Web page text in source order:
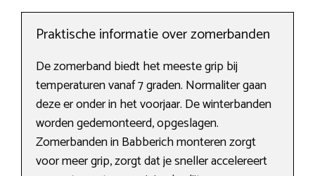
Praktische informatie over zomerbanden
De zomerband biedt het meeste grip bij
temperaturen vanaf 7 graden. Normaliter gaan
deze er onder in het voorjaar. De winterbanden
worden gedemonteerd, opgeslagen.
Zomerbanden in Babberich monteren zorgt
voor meer grip, zorgt dat je sneller accelereert